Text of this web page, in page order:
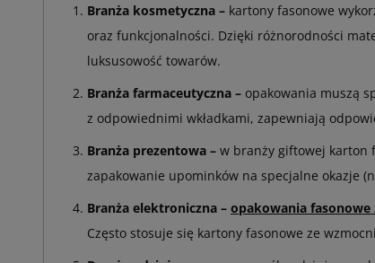
Branża kosmetyczna – kartony fasonowe
oraz funkcjonalności. Dzięki różnorodności
luksusowość towarów.
Branża farmaceutyczna – opakowania muszą
z odpowiednimi wkładkami, zapewniają
Branża prezentowa – w branży giftowej karton
zapakowanie upominków na specjalne okazje
Branża elektroniczna – opakowania
Często stosuje się kartony fasonowe ze